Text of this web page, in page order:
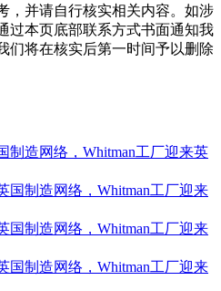
，并请自行核实相关内容。如涉
过本页底部联系方式书面通知我
们将在核实后第一时间予以删除
制造网络，Whitman工厂迎来英